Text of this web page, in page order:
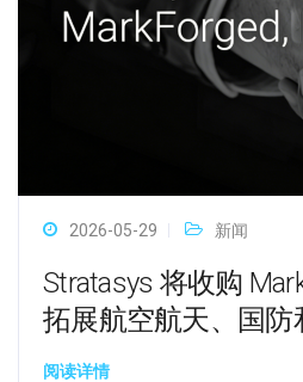
2026-05-29 新闻
Stratasys 将收购
拓展航空航天、国防
阅读详情